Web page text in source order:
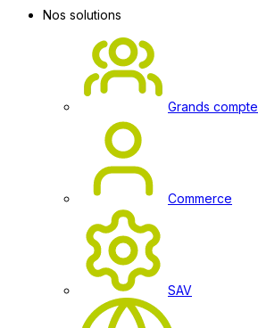
Nos solutions
Grands
Commerce
SAV